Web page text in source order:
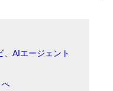
、AIエージェント
へ